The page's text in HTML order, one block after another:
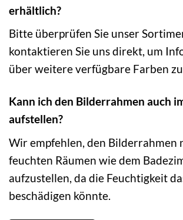
erhältlich?
Bitte überprüfen Sie unser
kontaktieren Sie uns direkt, um
über weitere verfügbare Farben
Kann ich den Bilderrahmen auch
aufstellen?
Wir empfehlen, den Bilderrahmen
feuchten Räumen wie dem
aufzustellen, da die Feuchtigkeit
beschädigen könnte.